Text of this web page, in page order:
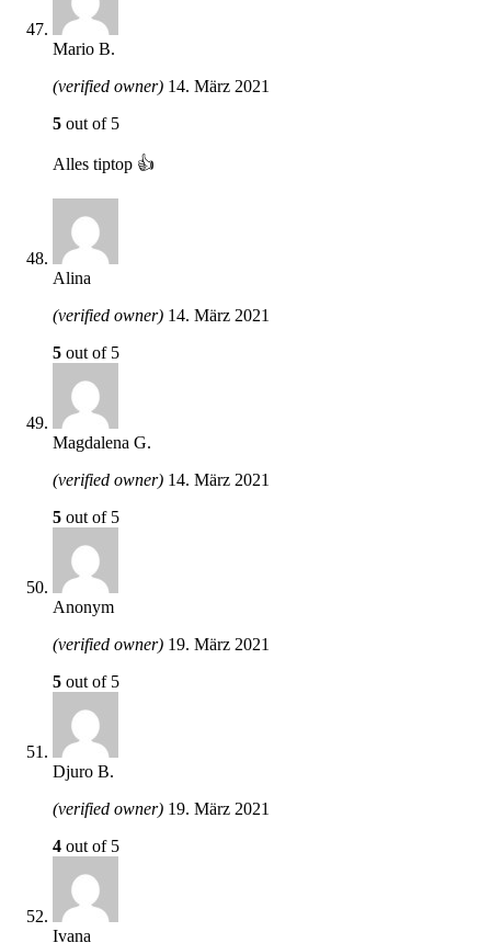
Mario B.
(verified owner) 14. März 2021
5 out of 5
Alles tiptop 👍
Alina
(verified owner) 14. März 2021
5 out of 5
Magdalena G.
(verified owner) 14. März 2021
5 out of 5
Anonym
(verified owner) 19. März 2021
5 out of 5
Djuro B.
(verified owner) 19. März 2021
4 out of 5
Ivana